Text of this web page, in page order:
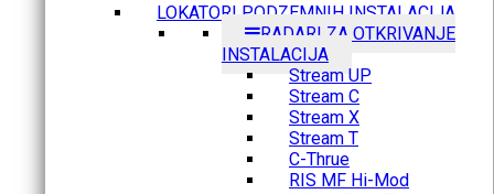
LOKATORI PODZEMNIH INSTALACIJA
RADARI ZA OTKRIVANJE
INSTALACIJA
Stream UP
Stream C
Stream X
Stream T
C-Thrue
RIS MF Hi-Mod